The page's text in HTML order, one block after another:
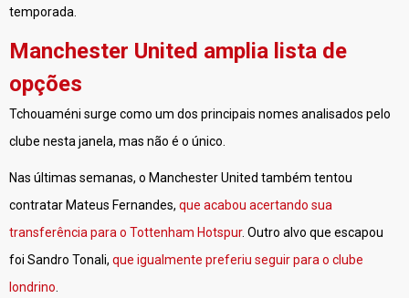
temporada.
Manchester United amplia lista de
opções
Tchouaméni surge como um dos principais nomes analisados pelo
clube nesta janela, mas não é o único.
Nas últimas semanas, o Manchester United também tentou
contratar Mateus Fernandes, que acabou acertando sua
transferência para o Tottenham Hotspur. Outro alvo que escapou
foi Sandro Tonali, que igualmente preferiu seguir para o clube
londrino